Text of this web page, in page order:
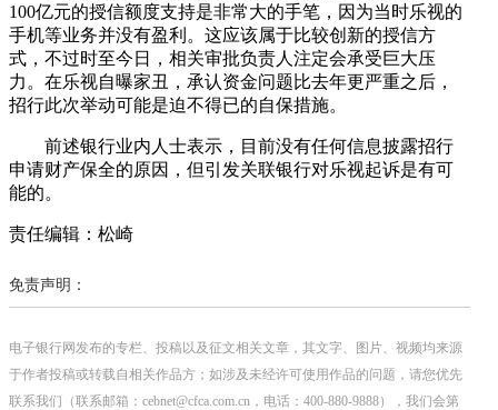
100亿元的授信额度支持是非常大的手笔，因为当时乐视的
手机等业务并没有盈利。这应该属于比较创新的授信方
式，不过时至今日，相关审批负责人注定会承受巨大压
力。在乐视自曝家丑，承认资金问题比去年更严重之后，
招行此次举动可能是迫不得已的自保措施。
前述银行业内人士表示，目前没有任何信息披露招行
申请财产保全的原因，但引发关联银行对乐视起诉是有可
能的。
责任编辑：松崎
免责声明：
电子银行网发布的专栏、投稿以及征文相关文章，其文字、图片、视频均来源
于作者投稿或转载自相关作品方；如涉及未经许可使用作品的问题，请您优先
联系我们（联系邮箱：cebnet@cfca.com.cn，电话：400-880-9888），我们会第